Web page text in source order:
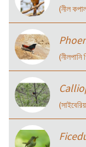
(নীল
(নীলপানি